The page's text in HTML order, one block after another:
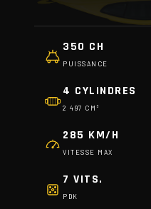
350 CH
PUISSANCE
4 CYLINDRES
2 497 CM³
285 KM/H
VITESSE MAX
7 VITS.
PDK